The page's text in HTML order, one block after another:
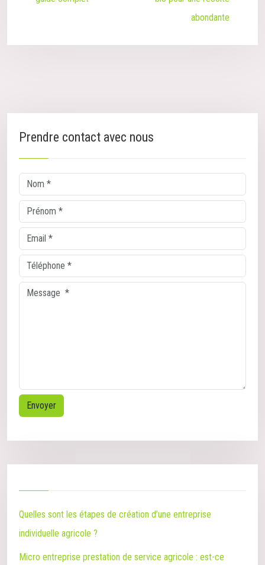
abondante
Prendre contact avec nous
Quelles sont les étapes de création d’une entreprise
individuelle agricole ?
Micro entreprise prestation de service agricole : est-ce